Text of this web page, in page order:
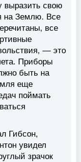
выразить свою
на Землю. Все
все
— это
Приборы
быть на
еще
поймать
Гибсон,
увидел
зрачок